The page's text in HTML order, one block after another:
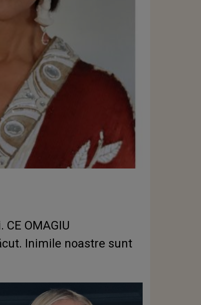
OMAGIU
Inimile noastre sunt